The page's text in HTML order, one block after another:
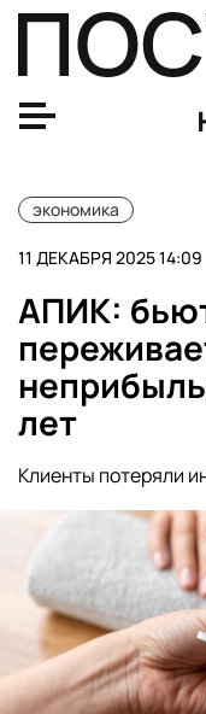
экономика
11 ДЕКАБРЯ 2025 14:09
АПИК:
лет
Клиенты потеряли
Экономист